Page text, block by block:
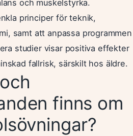
och muskelstyrka.
principer för teknik,
samt att anpassa programmen
studier visar positiva effekter
fallrisk, särskilt hos äldre.
finns om